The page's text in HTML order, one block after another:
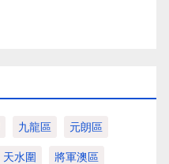
九龍區 元朗區
天水圍 將軍澳區